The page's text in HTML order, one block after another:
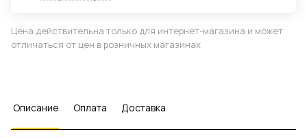
Цена действительна только для интернет-магазина и может
отличаться от цен в розничных магазинах
Описание Оплата Доставка